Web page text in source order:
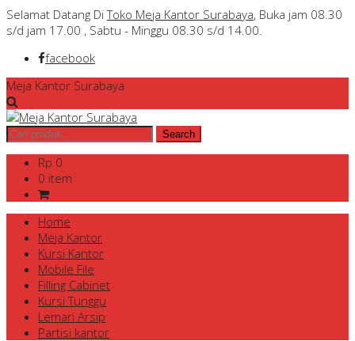
Selamat Datang DiToko Meja Kantor Surabaya, Buka jam 08.30
s/d jam 17.00 , Sabtu - Minggu 08.30 s/d 14.00.
facebook
Meja Kantor Surabaya
Rp 0
0 item
Home
Meja Kantor
Kursi Kantor
Mobile File
Filling Cabinet
Kursi Tunggu
Lemari Arsip
Partisi kantor